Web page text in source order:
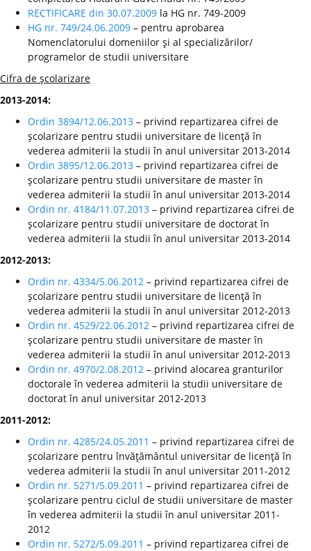
RECTIFICARE din 30.07.2009 la HG nr. 749-2009
HG nr. 749/24.06.2009 – pentru aprobarea
Nomenclatorului domeniilor şi al specializărilor/
programelor de studii universitare
Cifra de şcolarizare
2013-2014:
Ordin 3894/12.06.2013 – privind repartizarea cifrei de
şcolarizare pentru studii universitare de licenţă în
vederea admiterii la studii în anul universitar 2013-2014
Ordin 3895/12.06.2013 – privind repartizarea cifrei de
şcolarizare pentru studii universitare de master în
vederea admiterii la studii în anul universitar 2013-2014
Ordin nr. 4184/11.07.2013 – privind repartizarea cifrei de
şcolarizare pentru studii universitare de doctorat în
vederea admiterii la studii în anul universitar 2013-2014
2012-2013:
Ordin nr. 4334/5.06.2012 – privind repartizarea cifrei de
şcolarizare pentru studii universitare de licenţă în
vederea admiterii la studii în anul universitar 2012-2013
Ordin nr. 4529/22.06.2012 – privind repartizarea cifrei de
şcolarizare pentru studii universitare de master în
vederea admiterii la studii în anul universitar 2012-2013
Ordin nr. 4970/2.08.2012 – privind alocarea granturilor
doctorale în vederea admiterii la studii universitare de
doctorat în anul universitar 2012-2013
2011-2012:
Ordin nr. 4285/24.05.2011 – privind repartizarea cifrei de
şcolarizare pentru învăţământul universitar de licenţă în
vederea admiterii la studii în anul universitar 2011-2012
Ordin nr. 5271/5.09.2011 – privind repartizarea cifrei de
şcolarizare pentru ciclul de studii universitare de master
în vederea admiterii la studii în anul universitar 2011-
2012
Ordin nr. 5272/5.09.2011 – privind repartizarea cifrei de